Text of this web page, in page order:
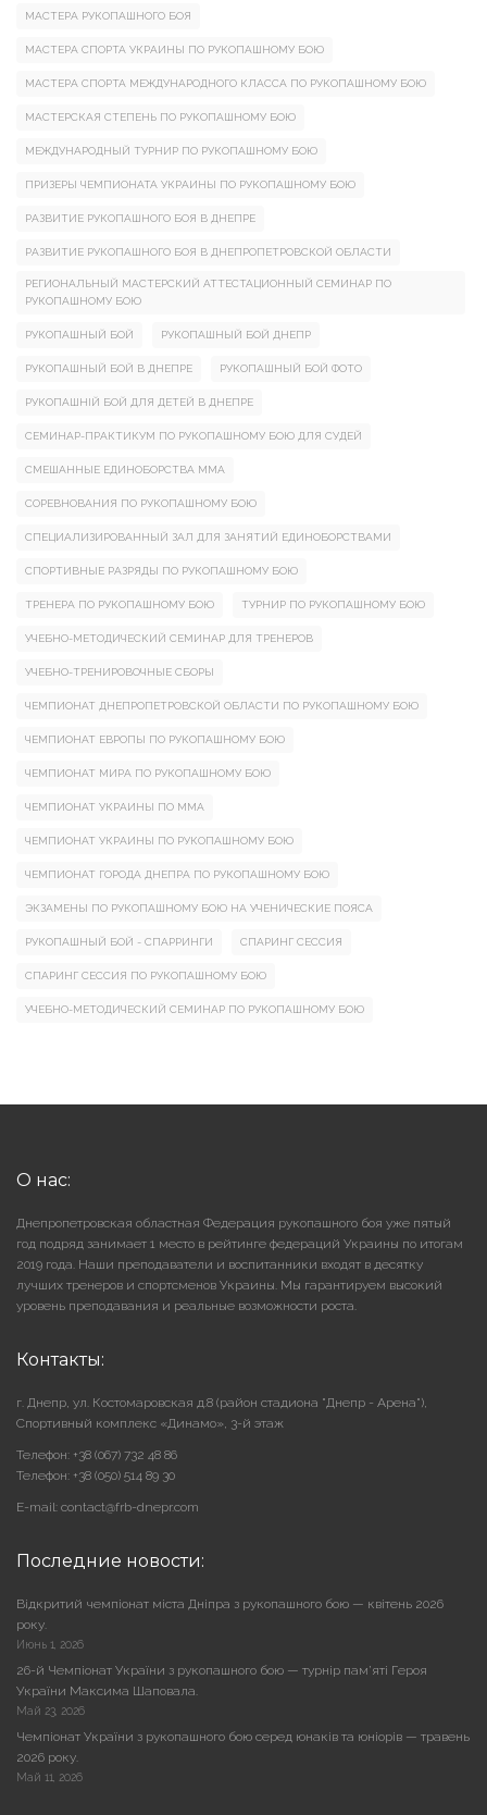
МАСТЕРА РУКОПАШНОГО БОЯ
МАСТЕРА СПОРТА УКРАИНЫ ПО РУКОПАШНОМУ БОЮ
МАСТЕРА СПОРТА МЕЖДУНАРОДНОГО КЛАССА ПО РУКОПАШНОМУ БОЮ
МАСТЕРСКАЯ СТЕПЕНЬ ПО РУКОПАШНОМУ БОЮ
МЕЖДУНАРОДНЫЙ ТУРНИР ПО РУКОПАШНОМУ БОЮ
ПРИЗЕРЫ ЧЕМПИОНАТА УКРАИНЫ ПО РУКОПАШНОМУ БОЮ
РАЗВИТИЕ РУКОПАШНОГО БОЯ В ДНЕПРЕ
РАЗВИТИЕ РУКОПАШНОГО БОЯ В ДНЕПРОПЕТРОВСКОЙ ОБЛАСТИ
РЕГИОНАЛЬНЫЙ МАСТЕРСКИЙ АТТЕСТАЦИОННЫЙ СЕМИНАР ПО
РУКОПАШНОМУ БОЮ
РУКОПАШНЫЙ БОЙ РУКОПАШНЫЙ БОЙ ДНЕПР
РУКОПАШНЫЙ БОЙ В ДНЕПРЕ РУКОПАШНЫЙ БОЙ ФОТО
РУКОПАШНІЙ БОЙ ДЛЯ ДЕТЕЙ В ДНЕПРЕ
СЕМИНАР-ПРАКТИКУМ ПО РУКОПАШНОМУ БОЮ ДЛЯ СУДЕЙ
СМЕШАННЫЕ ЕДИНОБОРСТВА ММА
СОРЕВНОВАНИЯ ПО РУКОПАШНОМУ БОЮ
СПЕЦИАЛИЗИРОВАННЫЙ ЗАЛ ДЛЯ ЗАНЯТИЙ ЕДИНОБОРСТВАМИ
СПОРТИВНЫЕ РАЗРЯДЫ ПО РУКОПАШНОМУ БОЮ
ТРЕНЕРА ПО РУКОПАШНОМУ БОЮ ТУРНИР ПО РУКОПАШНОМУ БОЮ
УЧЕБНО-МЕТОДИЧЕСКИЙ СЕМИНАР ДЛЯ ТРЕНЕРОВ
УЧЕБНО-ТРЕНИРОВОЧНЫЕ СБОРЫ
ЧЕМПИОНАТ ДНЕПРОПЕТРОВСКОЙ ОБЛАСТИ ПО РУКОПАШНОМУ БОЮ
ЧЕМПИОНАТ ЕВРОПЫ ПО РУКОПАШНОМУ БОЮ
ЧЕМПИОНАТ МИРА ПО РУКОПАШНОМУ БОЮ
ЧЕМПИОНАТ УКРАИНЫ ПО ММА
ЧЕМПИОНАТ УКРАИНЫ ПО РУКОПАШНОМУ БОЮ
ЧЕМПИОНАТ ГОРОДА ДНЕПРА ПО РУКОПАШНОМУ БОЮ
ЭКЗАМЕНЫ ПО РУКОПАШНОМУ БОЮ НА УЧЕНИЧЕСКИЕ ПОЯСА
РУКОПАШНЫЙ БОЙ - СПАРРИНГИ СПАРИНГ СЕССИЯ
СПАРИНГ СЕССИЯ ПО РУКОПАШНОМУ БОЮ
УЧЕБНО-МЕТОДИЧЕСКИЙ СЕМИНАР ПО РУКОПАШНОМУ БОЮ
О нас:
Днепропетровская областная Федерация рукопашного боя уже пятый
год подряд занимает 1 место в рейтинге федераций Украины по итогам
2019 года. Наши преподаватели и воспитанники входят в десятку
лучших тренеров и спортсменов Украины. Мы гарантируем высокий
уровень преподавания и реальные возможности роста.
Контакты:
г. Днепр, ул. Костомаровская д.8 (район стадиона "Днепр - Арена"),
Cпортивный комплекс «Динамо», 3-й этаж
Телефон: +38 (067) 732 48 86
Телефон: +38 (050) 514 89 30
E-mail: contact@frb-dnepr.com
Последние новости:
Відкритий чемпіонат міста Дніпра з рукопашного бою — квітень 2026
року.
Июнь 1, 2026
26-й Чемпіонат України з рукопашного бою — турнір пам’яті Героя
України Максима Шаповала.
Май 23, 2026
Чемпіонат України з рукопашного бою серед юнаків та юніорів — травень
2026 року.
Май 11, 2026